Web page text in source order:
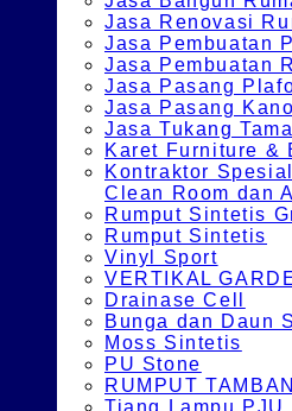
Jasa Renovasi
Jasa Pembuatan
Jasa Pembuatan
Jasa Pasang
Jasa Pasang
Jasa Tukang
Karet Furniture &
Kontraktor
Clean Room dan
Rumput Sintetis
Rumput Sintetis
Vinyl Sport
VERTIKAL
Drainase Cell
Bunga dan Daun
Moss Sintetis
PU Stone
RUMPUT
Tiang Lampu PJU